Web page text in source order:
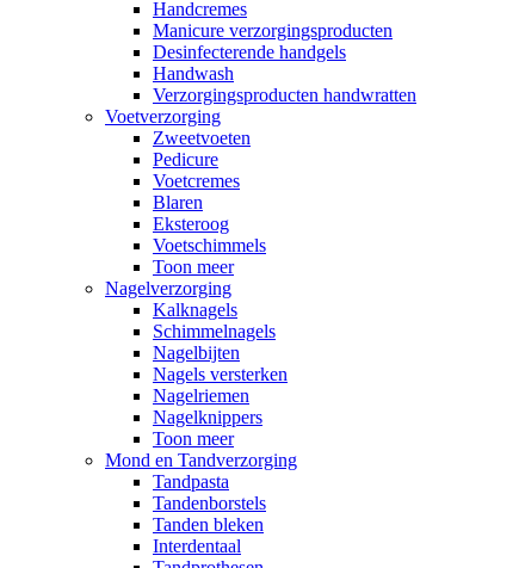
Handcremes
Manicure verzorgingsproducten
Desinfecterende handgels
Handwash
Verzorgingsproducten handwratten
Voetverzorging
Zweetvoeten
Pedicure
Voetcremes
Blaren
Eksteroog
Voetschimmels
Toon meer
Nagelverzorging
Kalknagels
Schimmelnagels
Nagelbijten
Nagels versterken
Nagelriemen
Nagelknippers
Toon meer
Mond en Tandverzorging
Tandpasta
Tandenborstels
Tanden bleken
Interdentaal